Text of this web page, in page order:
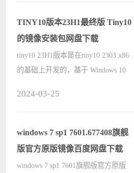
镜像的百度网盘下载，欢迎自取。 百
度网????
TINY10版本23H1最终版 Tiny10
的镜像安装包网盘下载
tiny10 23H1版本是在tiny10 2303 x86
的基础上开发的，基于 Windows 10
户而设计的。保留了组件存储和
远????
2024-03-25
windows 7 sp1 7601.677408旗舰
版官方原版镜像百度网盘下载
windows 7 sp1 7601旗舰版官方原版